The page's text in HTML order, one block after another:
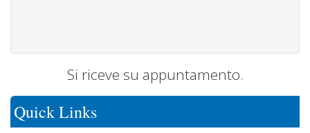
Si riceve su appuntamento.
Quick Links